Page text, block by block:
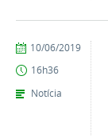
publicado
10/06/2019
16h36
Notícia